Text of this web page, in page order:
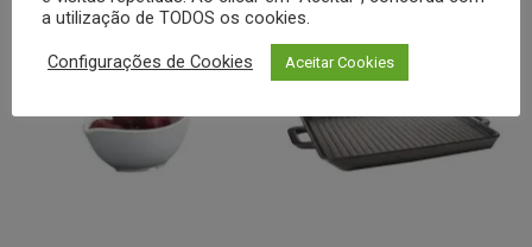
Minha
desejos
Minha
lista de
desejos
a utilização de TODOS os cookies.
Configurações de Cookies Aceitar Cookies